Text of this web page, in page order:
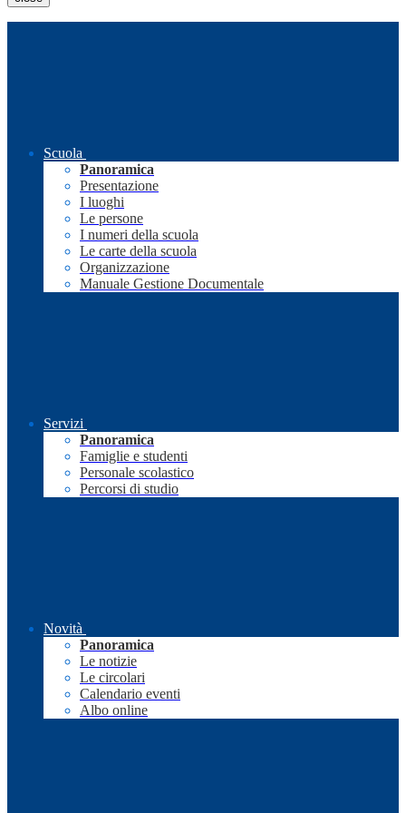
Scuola
Panoramica
Presentazione
I luoghi
Le persone
I numeri della scuola
Le carte della scuola
Organizzazione
Manuale Gestione Documentale
Servizi
Panoramica
Famiglie e studenti
Personale scolastico
Percorsi di studio
Novità
Panoramica
Le notizie
Le circolari
Calendario eventi
Albo online